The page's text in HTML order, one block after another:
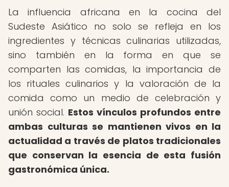
La influencia africana en la cocina del
Sudeste Asiático no solo se refleja en los
ingredientes y técnicas culinarias utilizadas,
sino también en la forma en que se
comparten las comidas, la importancia de
los rituales culinarios y la valoración de la
comida como un medio de celebración y
unión social. Estos vínculos profundos entre
ambas culturas se mantienen vivos en la
actualidad a través de platos tradicionales
que conservan la esencia de esta fusión
gastronómica única.